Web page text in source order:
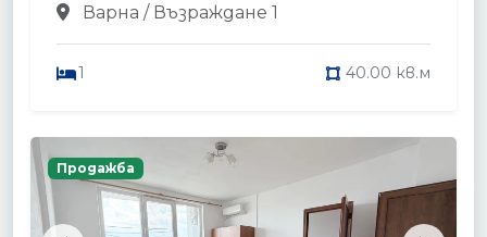
Варна / Възраждане 1
1 40.00 кв.м
Продажба